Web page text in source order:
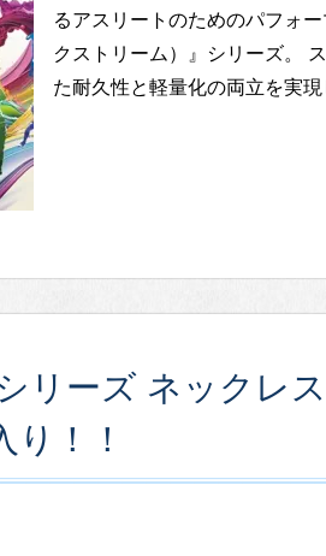
るアスリートのためのパフォ
クストリーム）』シリーズ。
た耐久性と軽量化の両立を実
リーズ ネックレ
！！